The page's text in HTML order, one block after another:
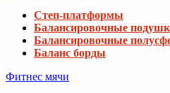
Степ-платформы
Балансировочные
Балансировочные
Баланс борды
Фитнес мячи